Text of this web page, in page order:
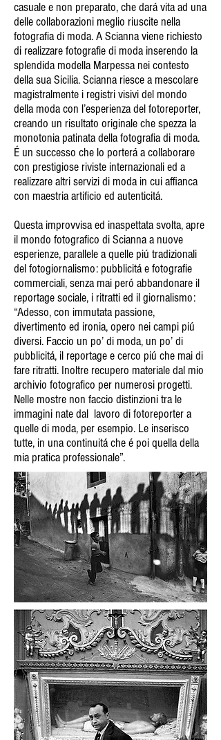
casuale e non preparato, che dará vita ad una
delle collaborazioni meglio riuscite nella
fotografia di moda. A Scianna viene richiesto
di realizzare fotografie di moda inserendo la
splendida modella Marpessa nei contesto
della sua Sicilia. Scianna riesce a mescolare
magistralmente i registri visivi del mondo
della moda con l’esperienza del fotoreporter,
creando un risultato originale che spezza la
monotonia patinata della fotografia di moda.
É un successo che lo porterá a collaborare
con prestigiose riviste internazionali ed a
realizzare altri servizi di moda in cui affianca
con maestria artificio ed autenticitá.
Questa improvvisa ed inaspettata svolta, apre
il mondo fotografico di Scianna a nuove
esperienze, parallele a quelle piú tradizionali
del fotogiornalismo: pubblicitá e fotografie
commerciali, senza mai peró abbandonare il
reportage sociale, i ritratti ed il giornalismo:
“Adesso, con immutata passione,
divertimento ed ironia, opero nei campi piú
diversi. Faccio un po’ di moda, un po’ di
pubblicitá, il reportage e cerco piú che mai di
fare ritratti. Inoltre recupero materiale dal mio
archivio fotografico per numerosi progetti.
Nelle mostre non faccio distinzioni tra le
immagini nate dal lavoro di fotoreporter a
quelle di moda, per esempio. Le inserisco
tutte, in una continuitá che é poi quella della
mia pratica professionale”.